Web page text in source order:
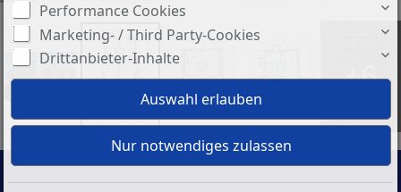
+6
Performance Cookies
Marketing- / Third Party-Cookies
Drittanbieter-Inhalte